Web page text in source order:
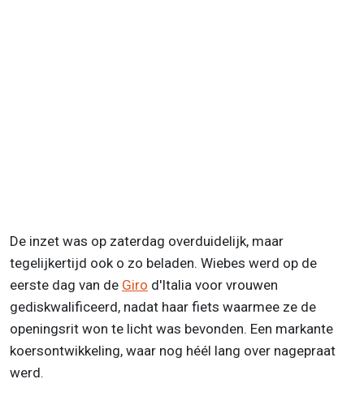
De inzet was op zaterdag overduidelijk, maar
tegelijkertijd ook o zo beladen. Wiebes werd op de
eerste dag van de Giro d'Italia voor vrouwen
gediskwalificeerd, nadat haar fiets waarmee ze de
openingsrit won te licht was bevonden. Een markante
koersontwikkeling, waar nog héél lang over nagepraat
werd.